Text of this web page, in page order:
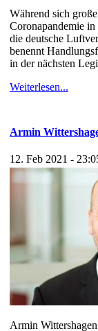
Während sich
Coronapandemie
die deutsche
benennt
in der nächsten
Weiterlesen...
Armin
12. Feb 2021 -
Armin